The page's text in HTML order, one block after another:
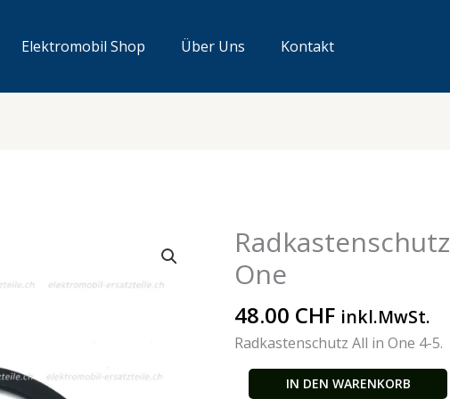
Elektromobil Shop Über Uns Kontakt
One
48.00 CHF inkl.MwSt.
Radkastenschutz All in One 4-5.
Radkastenschutz
links
All
One
Menge
IN DEN WARENKORB